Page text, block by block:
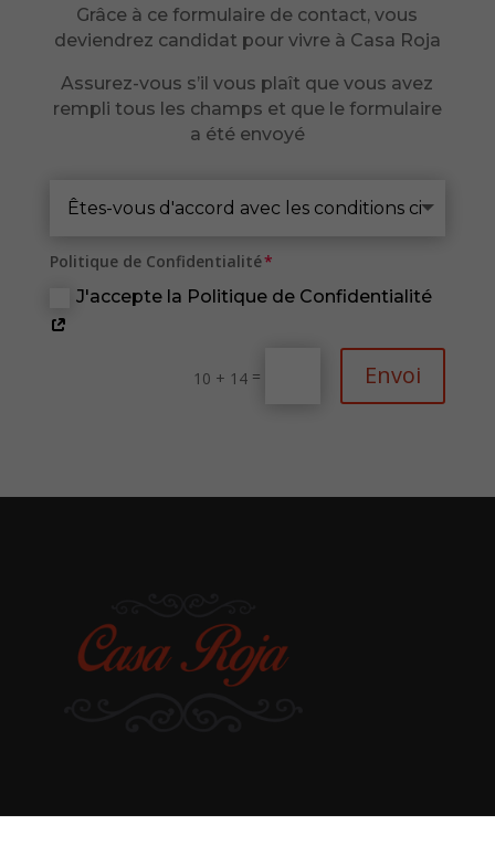
Grâce à ce formulaire de contact, vous
deviendrez candidat pour vivre à Casa Roja
Assurez-vous s’il vous plaît que vous avez
rempli tous les champs et que le formulaire
a été envoyé
Politique de Confidentialité
J'accepte la Politique de Confidentialité
10 + 14 = Envoi
site Web
fonctionne
aussi bien que
possible lors
de votre visite.
Si vous
refusez ces
fonctionnalités
disparaîtront